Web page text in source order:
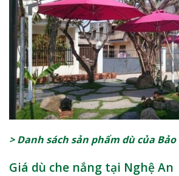
> Danh sách sản phẩm dù của Bảo
Giá dù che nắng tại Nghệ An